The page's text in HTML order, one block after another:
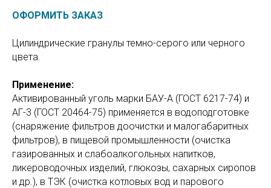
ОФОРМИТЬ ЗАКАЗ
Цилиндрические гранулы темно-серого или черного
цвета.
Применение:
Активированный уголь марки БАУ-А (ГОСТ 6217-74) и
АГ-3 (ГОСТ 20464-75) применяется в водоподготовке
(снаряжение фильтров доочистки и малогабаритных
фильтров), в пищевой промышленности (очистка
газированных и слабоалкогольных напитков,
ликероводочных изделий, глюкозы, сахарных сиропов
и др.), в ТЭК (очистка котловых вод и парового